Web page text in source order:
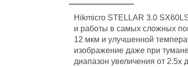
Hikmicro STELLAR 3.0
и работы в самых сложных
12 мкм и улучшенной
изображение даже при
диапазон увеличения от